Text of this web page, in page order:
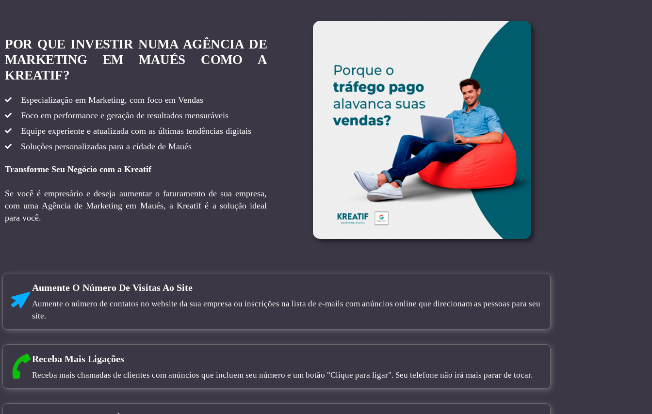
POR QUE INVESTIR NUMA AGÊNCIA DE
MARKETING EM MAUÉS COMO A
KREATIF?
Especialização em Marketing, com foco em Vendas
Foco em performance e geração de resultados mensuráveis
Equipe experiente e atualizada com as últimas tendências digitais
Soluções personalizadas para a cidade de Maués
Transforme Seu Negócio com a Kreatif
Se você é empresário e deseja aumentar o faturamento de sua empresa,
com uma Agência de Marketing em Maués, a Kreatif é a solução ideal
para você.
Aumente O Número De Visitas Ao Site
Aumente o número de contatos no website da sua empresa ou inscrições na lista de e-mails com anúncios online que direcionam as pessoas para seu
site.
Receba Mais Ligações
Receba mais chamadas de clientes com anúncios que incluem seu número e um botão "Clique para ligar". Seu telefone não irá mais parar de tocar.